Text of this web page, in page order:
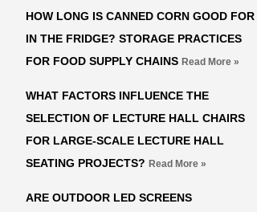
HOW LONG IS CANNED CORN GOOD FOR
IN THE FRIDGE? STORAGE PRACTICES
FOR FOOD SUPPLY CHAINS Read More »
WHAT FACTORS INFLUENCE THE
SELECTION OF LECTURE HALL CHAIRS
FOR LARGE-SCALE LECTURE HALL
SEATING PROJECTS? Read More »
ARE OUTDOOR LED SCREENS